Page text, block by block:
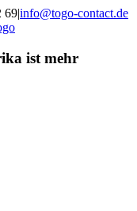
69|info@togo-contact.de
ist mehr